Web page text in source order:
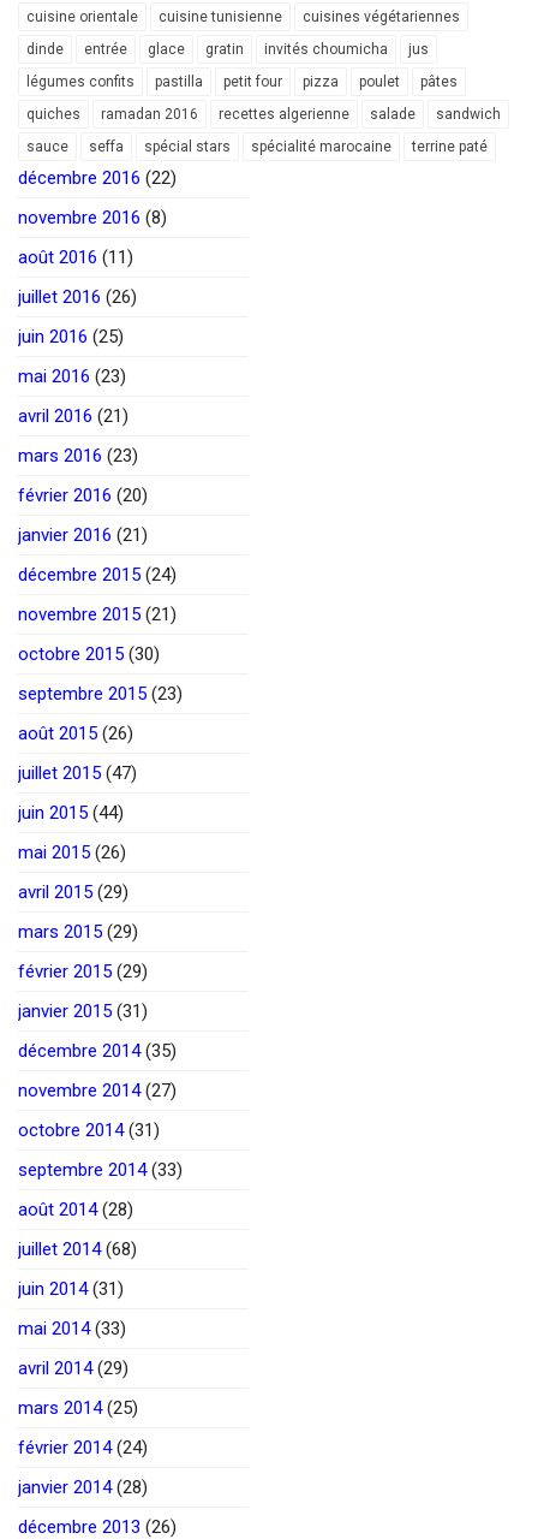
cuisine orientale cuisine tunisienne
cuisines végétariennes
dinde
entrée glace gratin invités choumicha
jus
légumes confits
pastilla petit four pizza poulet
pâtes
quiches
ramadan 2016 recettes algerienne salade
sandwich
sauce
seffa spécial stars spécialité marocaine terrine paté
décembre 2016 (22)
novembre 2016 (8)
août 2016 (11)
juillet 2016 (26)
juin 2016 (25)
mai 2016 (23)
avril 2016 (21)
mars 2016 (23)
février 2016 (20)
janvier 2016 (21)
décembre 2015 (24)
novembre 2015 (21)
octobre 2015 (30)
septembre 2015 (23)
août 2015 (26)
juillet 2015 (47)
juin 2015 (44)
mai 2015 (26)
avril 2015 (29)
mars 2015 (29)
février 2015 (29)
janvier 2015 (31)
décembre 2014(35)
novembre 2014(27)
octobre 2014(31)
septembre 2014(33)
août 2014(28)
juillet 2014(68)
juin 2014(31)
mai 2014(33)
avril 2014(29)
mars 2014(25)
février 2014(24)
janvier 2014(28)
décembre 2013 (26)